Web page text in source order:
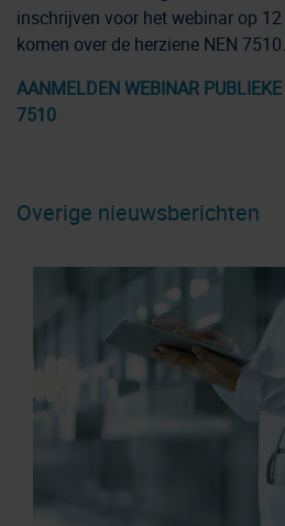
inschrijven voor het webinar op
komen over de herziene NEN 7510.
AANMELDEN WEBINAR
7510
Overige nieuwsberichten